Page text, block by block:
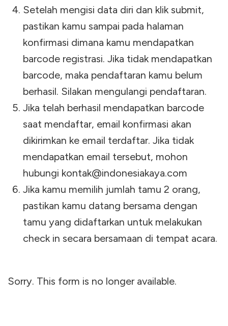
Setelah mengisi data diri dan klik submit,
pastikan kamu sampai pada halaman
konfirmasi dimana kamu mendapatkan
barcode registrasi. Jika tidak mendapatkan
barcode, maka pendaftaran kamu belum
berhasil. Silakan mengulangi pendaftaran.
Jika telah berhasil mendapatkan barcode
saat mendaftar, email konfirmasi akan
dikirimkan ke email terdaftar. Jika tidak
mendapatkan email tersebut, mohon
hubungi kontak@indonesiakaya.com
Jika kamu memilih jumlah tamu 2 orang,
pastikan kamu datang bersama dengan
tamu yang didaftarkan untuk melakukan
check in secara bersamaan di tempat acara.
Sorry. This form is no longer available.